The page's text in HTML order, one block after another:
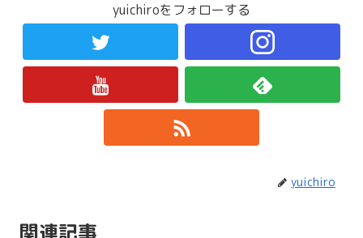
yuichiroをフォローする
yuichiro
関連記事